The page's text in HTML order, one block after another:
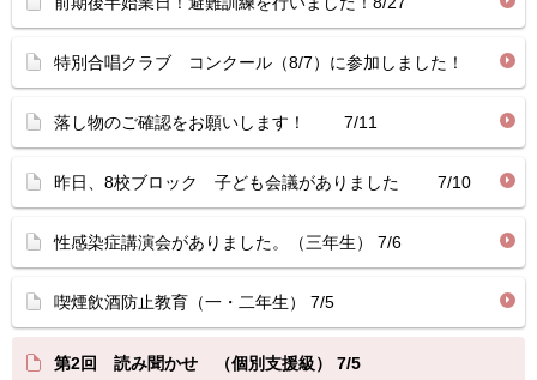
特別合唱クラブ コンクール（8/7）に参加しました！
落し物のご確認をお願いします！ 7/11
昨日、8校ブロック 子ども会議がありました 7/10
性感染症講演会がありました。（三年生） 7/6
喫煙飲酒防止教育（一・二年生） 7/5
第2回 読み聞かせ （個別支援級） 7/5